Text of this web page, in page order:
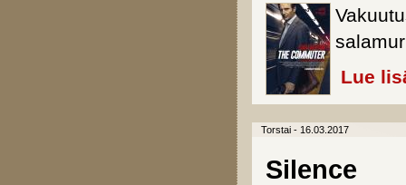
Lue
Torstai - 16.03.2017
Silence